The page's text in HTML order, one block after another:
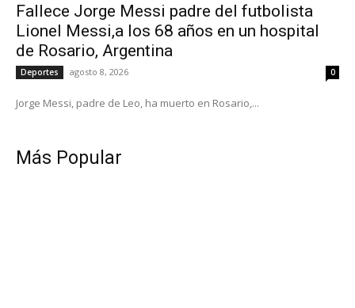
Fallece Jorge Messi padre del futbolista
Lionel Messi,a los 68 años en un hospital
de Rosario, Argentina
Deportes agosto 8, 2026 0
Jorge Messi, padre de Leo, ha muerto en Rosario,...
Más Popular